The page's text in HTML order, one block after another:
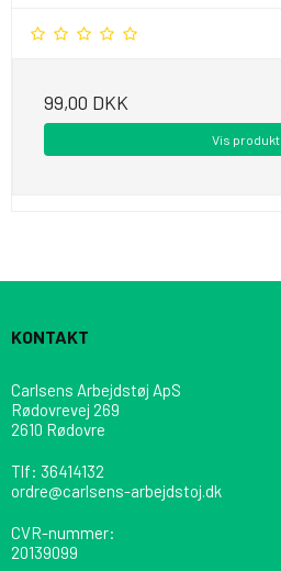
99,00 DKK
Vis produkt
KONTAKT
Carlsens Arbejdstøj ApS
Rødovrevej 269
2610 Rødovre
Tlf: 36414132
ordre@carlsens-arbejdstoj.dk
CVR-nummer:
20139099